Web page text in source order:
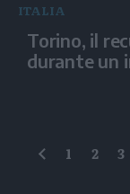
ITALIA
Torino, il
durante un
precedente
1 2 3